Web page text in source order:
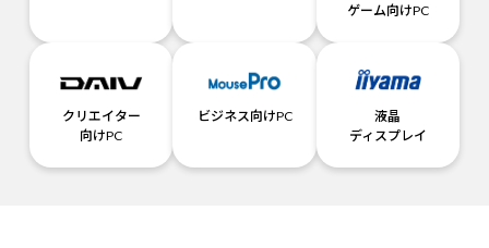
ゲーム向けPC
クリエイター
向けPC
ビジネス向けPC
液晶
ディスプレイ